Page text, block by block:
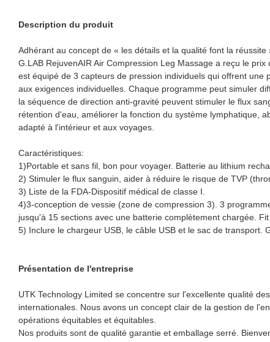
Description du produit
Adhérant au concept de « les détails et la qualité font la
G.LAB RejuvenAIR Air Compression Leg Massage a reçu le
est équipé de 3 capteurs de pression individuels qui offrent
aux exigences individuelles. Chaque programme peut simuler
la séquence de direction anti-gravité peuvent stimuler le flux
rétention d'eau, améliorer la fonction du système lymphatique,
adapté à l'intérieur et aux voyages.
Caractéristiques:
1)Portable et sans fil, bon pour voyager. Batterie au lithium
2) Stimuler le flux sanguin, aider à réduire le risque de TVP
3) Liste de la FDA-Dispositif médical de classe I.
4)3-conception de vessie (zone de compression 3). 3
jusqu'à 15 sections avec une batterie complètement chargée.
5) Inclure le chargeur USB, le câble USB et le sac de transport.
Présentation de l'entreprise
UTK Technology Limited se concentre sur l'excellente qualité
internationales. Nous avons un concept clair de la gestion de
opérations équitables et équitables.
Nos produits sont de qualité garantie et emballage serré.